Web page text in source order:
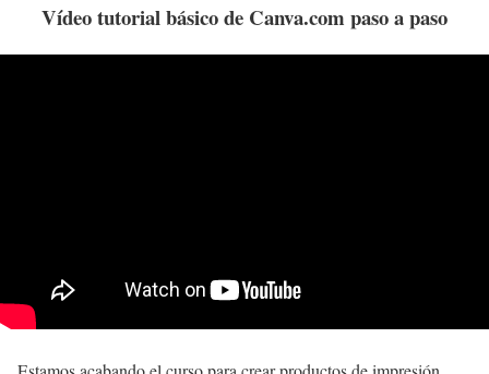
Vídeo tutorial básico de Canva.com paso a paso